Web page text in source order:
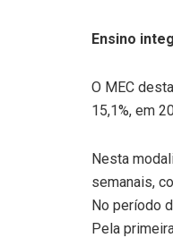
Ensino
O MEC
15,1%, em
Nesta
semanais,
No período
Pela